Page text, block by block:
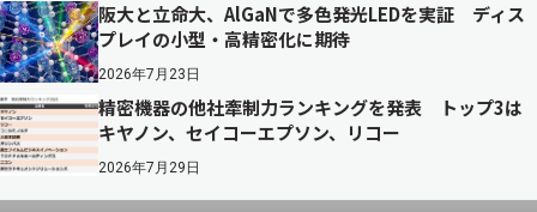
阪大と立命大、AlGaNで多色発光LEDを実証 ディス
プレイの小型・高精密化に期待
2026年7月23日
精密機器の他社牽制力ランキングを発表 トップ3は
キヤノン、セイコーエプソン、リコー
2026年7月29日